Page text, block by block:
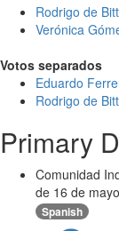
Rodrigo de
Verónica
Votos separados
Eduardo
Rodrigo de
Primary
Comunidad
de 16 de
Spanish